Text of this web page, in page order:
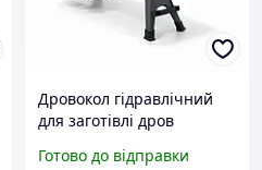
Дровокол гідравлічний
для заготівлі дров
дровокол гідравлічного
Готово до відправки